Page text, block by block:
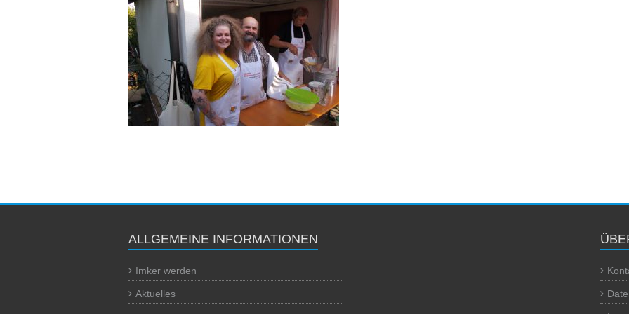
ALLGEMEINE INFORMATIONEN
Imker werden
Aktuelles